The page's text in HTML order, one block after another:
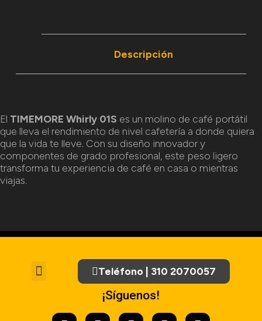
Descripción
El TIMEMORE Whirly 01S es un molino de café portátil
que lleva el rendimiento de nivel cafetería a donde quiera
que la vida te lleve. Con su diseño innovador y
componentes de grado profesional, este peso ligero
transforma tu experiencia de café en casa o mientras
viajas.
Teléfono | 310 2070057
¡Síguenos!